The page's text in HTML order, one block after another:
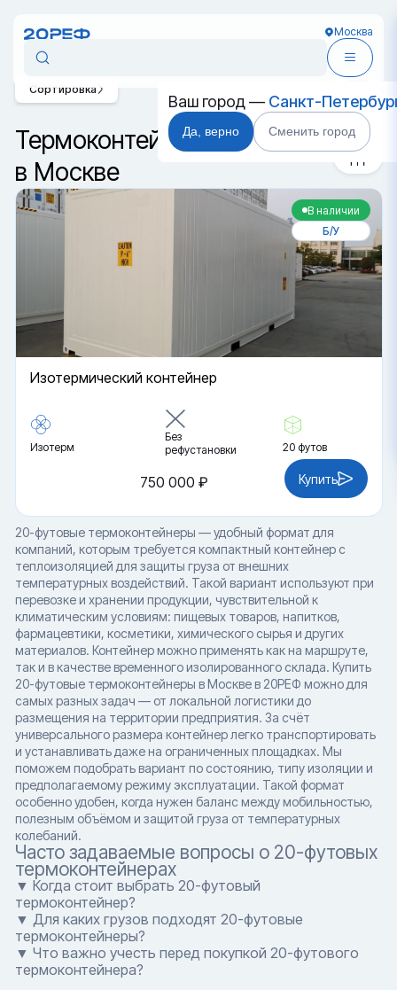
Москва
Ваш город — Санкт-
Да, верно Сменить город
Термоконтейнеры 20 футов
в Москве
Сортировка
В наличии
Б/У
Изотермический контейнер
Изотерм
Без
рефустановки
20 футов
750 000 ₽ Купить
20-футовые термоконтейнеры — удобный формат для
компаний, которым требуется компактный контейнер с
теплоизоляцией для защиты груза от внешних
температурных воздействий. Такой вариант используют при
перевозке и хранении продукции, чувствительной к
климатическим условиям: пищевых товаров, напитков,
фармацевтики, косметики, химического сырья и других
материалов. Контейнер можно применять как на маршруте,
так и в качестве временного изолированного склада. Купить
20-футовые термоконтейнеры в Москве в 20РЕФ можно для
самых разных задач — от локальной логистики до
размещения на территории предприятия. За счёт
универсального размера контейнер легко транспортировать
и устанавливать даже на ограниченных площадках. Мы
поможем подобрать вариант по состоянию, типу изоляции и
предполагаемому режиму эксплуатации. Такой формат
особенно удобен, когда нужен баланс между мобильностью,
полезным объёмом и защитой груза от температурных
колебаний.
Часто задаваемые вопросы о 20-футовых
термоконтейнерах
▼ Когда стоит выбрать 20-футовый
термоконтейнер?
▼ Для каких грузов подходят 20-футовые
термоконтейнеры?
▼ Что важно учесть перед покупкой 20-футового
термоконтейнера?